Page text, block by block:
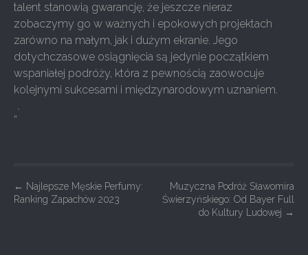
talent stanowią gwarancję, że jeszcze nieraz
zobaczymy go w ważnych i epokowych projektach
zarówno na małym, jak i dużym ekranie. Jego
dotychczasowe osiągnięcia są jedynie początkiem
wspaniałej podróży, która z pewnością zaowocuje
kolejnymi sukcesami i międzynarodowym uznaniem.
„`
P
o
← Najlepsze Męskie Perfumy:
Ranking Zapachów 2023
Muzyczna Podróż Sławomira
Świerzyńskiego: Od Bayer Full
do Kultury Ludowej →